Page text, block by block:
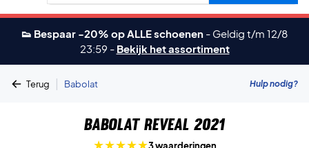
👟 Bespaar -20% op ALLE schoenen - Geldig t/m 12/8
23:59 - Bekijk het assortiment
Terug | Babolat Hulp nodig?
Babolat Reveal 2021